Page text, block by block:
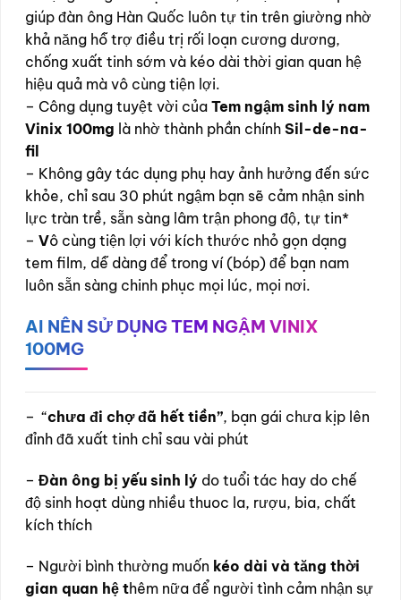
giúp đàn ông Hàn Quốc luôn tự tin trên giường nhờ
khả năng hỗ trợ điều trị rối loạn cương dương,
chống xuất tinh sớm và kéo dài thời gian quan hệ
hiệu quả mà vô cùng tiện lợi.
– Công dụng tuyệt vời của Tem ngậm sinh lý nam
Vinix 100mg là nhờ thành phần chính Sil-de-na-
fil
– Không gây tác dụng phụ hay ảnh hưởng đến sức
khỏe, chỉ sau 30 phút ngậm bạn sẽ cảm nhận sinh
lực tràn trề, sẵn sàng lâm trận phong độ, tự tin*
– Vô cùng tiện lợi với kích thước nhỏ gọn dạng
tem film, dễ dàng để trong ví (bóp) để bạn nam
luôn sẵn sàng chinh phục mọi lúc, mọi nơi.
AI NÊN SỬ DỤNG TEM NGẬM VINIX
100MG
– “chưa đi chợ đã hết tiền”, bạn gái chưa kịp lên
đỉnh đã xuất tinh chỉ sau vài phút
– Đàn ông bị yếu sinh lý do tuổi tác hay do chế
độ sinh hoạt dùng nhiều thuoc la, rượu, bia, chất
kích thích
– Người bình thường muốn kéo dài và tăng thời
gian quan hệ thêm nữa để người tình cảm nhận sự